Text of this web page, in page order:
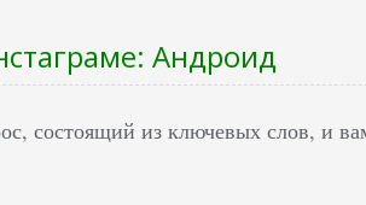
Андроид
состоящий из ключевых слов, и